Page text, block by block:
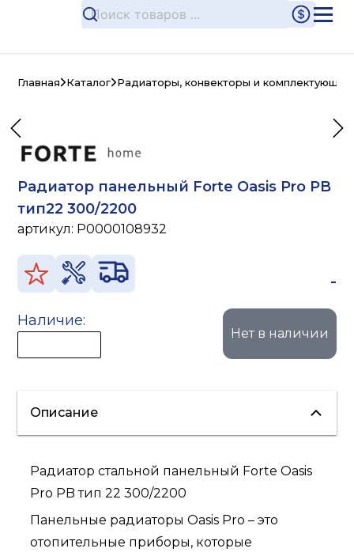
Главная Каталог Радиаторы, конвекторы и комплектующие
Радиатор панельный Forte Oasis Pro PB
тип22 300/2200
артикул: P0000108932
-
Наличие:
Нет в наличии
Описание
Радиатор стальной панельный Forte Oasis
Pro PB тип 22 300/2200
Панельные радиаторы Oasis Pro – это
отопительные приборы, которые